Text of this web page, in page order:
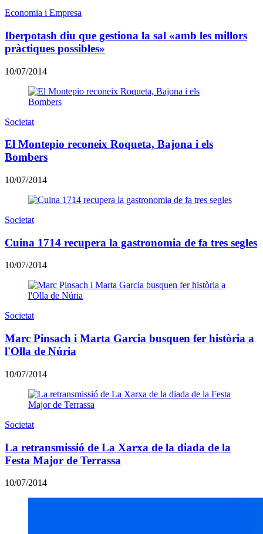
Economia i Empresa
Iberpotash diu que gestiona la sal «amb les millors
pràctiques possibles»
10/07/2014
Societat
El Montepio reconeix Roqueta, Bajona i els
Bombers
10/07/2014
Societat
Cuina 1714 recupera la gastronomia de fa tres segles
10/07/2014
Societat
Marc Pinsach i Marta Garcia busquen fer història a
l'Olla de Núria
10/07/2014
Societat
La retransmissió de La Xarxa de la diada de la
Festa Major de Terrassa
10/07/2014